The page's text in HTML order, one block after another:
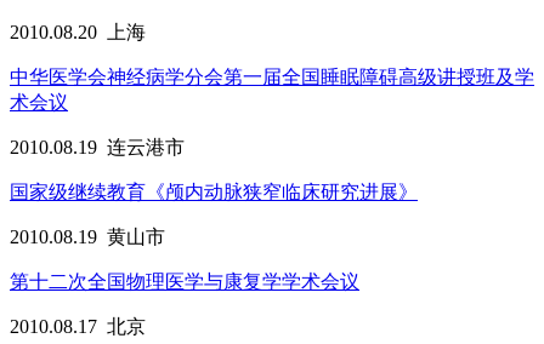
2010.08.20 上海
中华医学会神经病学分会第一届全国睡眠障碍高级讲授班及学
术会议
2010.08.19 连云港市
国家级继续教育《颅内动脉狭窄临床研究进展》
2010.08.19 黄山市
第十二次全国物理医学与康复学学术会议
2010.08.17 北京